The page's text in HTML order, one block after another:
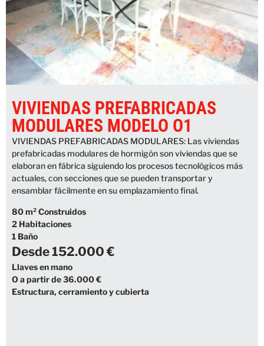
VIVIENDAS PREFABRICADAS
MODULARES MODELO O1
VIVIENDAS PREFABRICADAS MODULARES: Las viviendas
prefabricadas modulares de hormigón son viviendas que se
elaboran en fábrica siguiendo los procesos tecnológicos más
actuales, con secciones que se pueden transportar y
ensamblar fácilmente en su emplazamiento final.
80 m² Construidos
2 Habitaciones
1 Baño
Desde 152.000 €
Llaves en mano
O a partir de 36.000 €
Estructura, cerramiento y cubierta